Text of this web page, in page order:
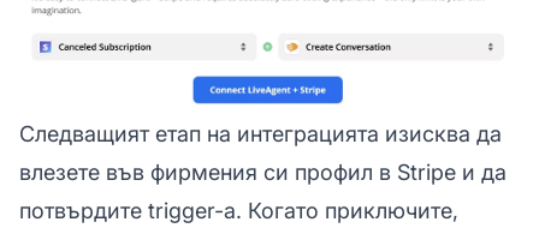
Следващият етап на интеграцията изисква да
влезете във фирмения си профил в Stripe и да
потвърдите trigger-а. Когато приключите,